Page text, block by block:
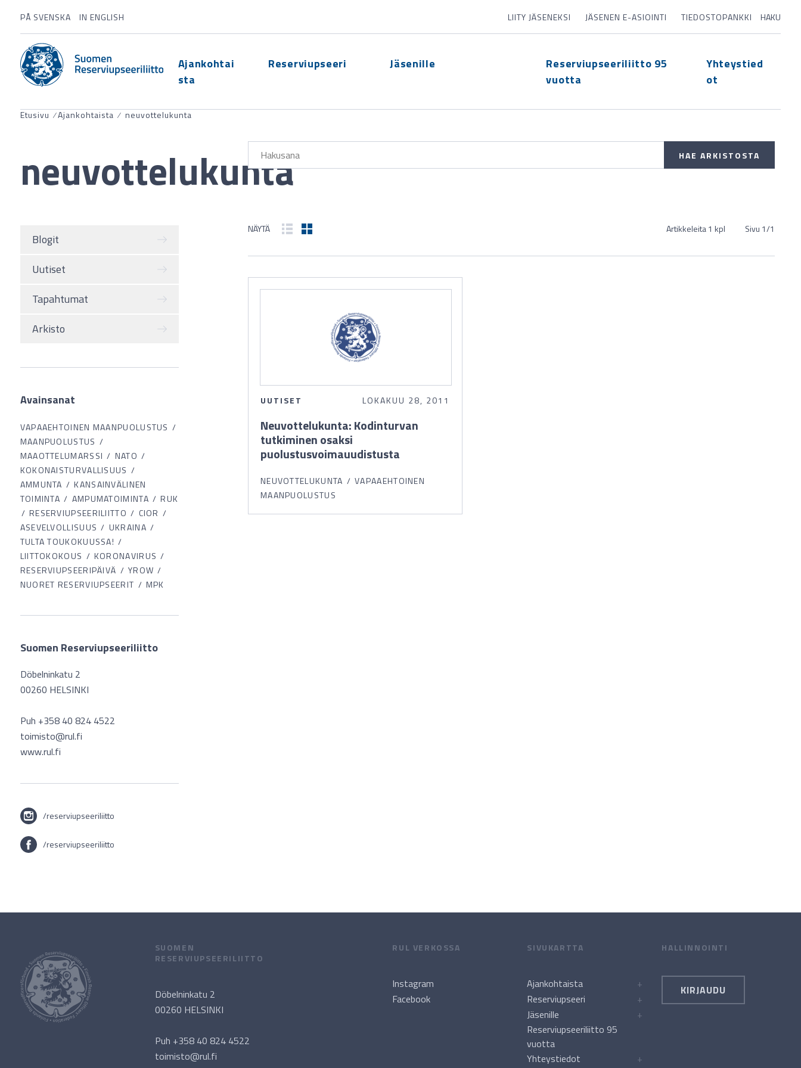
PÅ SVENSKA IN ENGLISH LIITY JÄSENEKSI JÄSENEN E-ASIOINTI TIEDOSTOPANKKI HAKU
Ajankohtai
sta
Reserviupseeri Jäsenille
Reserviupseeriliitto 95
vuotta
Yhteystied
ot
Etusivu ⁄Ajankohtaista ⁄ neuvottelukunta
neuvottelukunta
Blogit
Uutiset
Tapahtumat
Arkisto
Avainsanat
VAPAAEHTOINEN MAANPUOLUSTUS
MAANPUOLUSTUS
MAAOTTELUMARSSI
NATO
KOKONAISTURVALLISUUS
AMMUNTA
KANSAINVÄLINEN
TOIMINTA
AMPUMATOIMINTA
RUK
RESERVIUPSEERILIITTO
CIOR
ASEVELVOLLISUUS
UKRAINA
TULTA TOUKOKUUSSA!
LIITTOKOKOUS
KORONAVIRUS
RESERVIUPSEERIPÄIVÄ
YROW
NUORET RESERVIUPSEERIT
MPK
Suomen Reserviupseeriliitto
Döbelninkatu 2
00260 HELSINKI
Puh +358 40 824 4522
toimisto@rul.fi
www.rul.fi
/reserviupseeriliitto
/reserviupseeriliitto
NÄYTÄ Artikkeleita 1 kpl Sivu 1/1
UUTISET LOKAKUU 28, 2011
Neuvottelukunta: Kodinturvan
tutkiminen osaksi
puolustusvoimauudistusta
NEUVOTTELUKUNTA
VAPAAEHTOINEN
MAANPUOLUSTUS
SUOMEN
RESERVIUPSEERILIITTO
Döbelninkatu 2
00260 HELSINKI
Puh +358 40 824 4522
toimisto@rul.fi
RUL VERKOSSA
Instagram
Facebook
SIVUKARTTA
Ajankohtaista
+
Reserviupseeri
+
Jäsenille
+
Reserviupseeriliitto 95
vuotta
Yhteystiedot
+
HALLINNOINTI
KIRJAUDU